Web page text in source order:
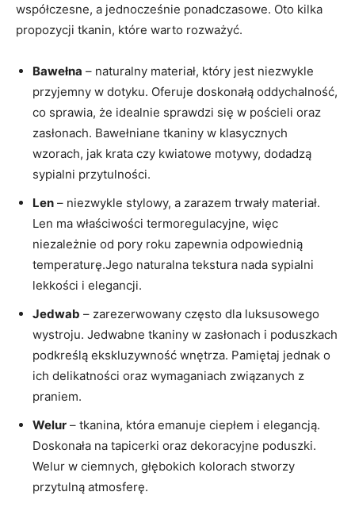
współczesne, a jednocześnie ponadczasowe. Oto kilka
propozycji tkanin, które warto rozważyć.
Bawełna – naturalny materiał, który jest niezwykle
przyjemny w dotyku. Oferuje doskonałą oddychalność,
co sprawia, że idealnie sprawdzi się w pościeli oraz
zasłonach. Bawełniane tkaniny w klasycznych
wzorach, jak krata czy kwiatowe motywy, dodadzą
sypialni przytulności.
Len – niezwykle stylowy, a zarazem trwały materiał.
Len ma właściwości termoregulacyjne, więc
niezależnie od pory roku zapewnia odpowiednią
temperaturę.Jego naturalna tekstura nada sypialni
lekkości i elegancji.
Jedwab – zarezerwowany często dla luksusowego
wystroju. Jedwabne tkaniny w zasłonach i poduszkach
podkreślą ekskluzywność wnętrza. Pamiętaj jednak o
ich delikatności oraz wymaganiach związanych z
praniem.
Welur – tkanina, która emanuje ciepłem i elegancją.
Doskonała na tapicerki oraz dekoracyjne poduszki.
Welur w ciemnych, głębokich kolorach stworzy
przytulną atmosferę.